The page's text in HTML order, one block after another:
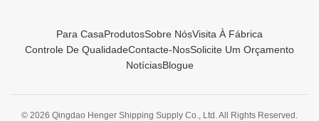
Para CasaProdutosSobre NósVisita À Fábrica
Controle De QualidadeContacte-NosSolicite Um Orçamento
NotíciasBlogue
© 2026 Qingdao Henger Shipping Supply Co., Ltd. All Rights Reserved.